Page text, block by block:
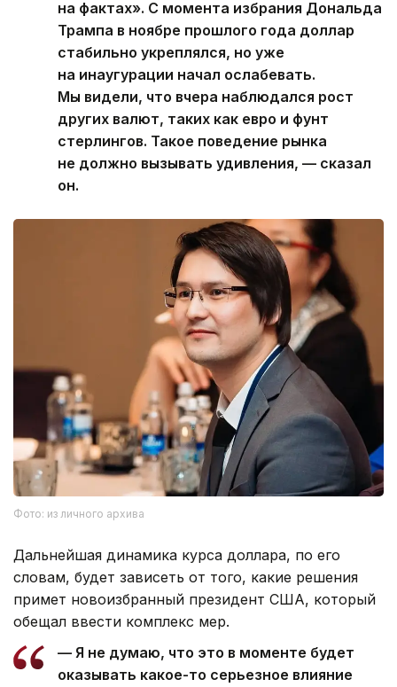
на фактах». С момента избрания Дональда
Трампа в ноябре прошлого года доллар
стабильно укреплялся, но уже
на инаугурации начал ослабевать.
Мы видели, что вчера наблюдался рост
других валют, таких как евро и фунт
стерлингов. Такое поведение рынка
не должно вызывать удивления, — сказал
он.
Фото: из личного архива
Дальнейшая динамика курса доллара, по его
словам, будет зависеть от того, какие решения
примет новоизбранный президент США, который
обещал ввести комплекс мер.
— Я не думаю, что это в моменте будет
оказывать какое-то серьезное влияние